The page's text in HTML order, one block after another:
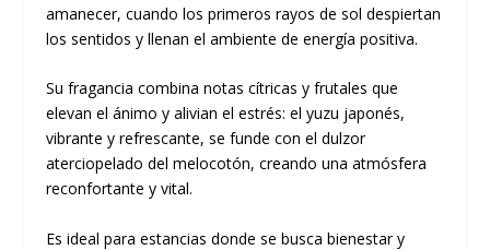
amanecer, cuando los primeros rayos de sol despiertan
los sentidos y llenan el ambiente de energía positiva.
Su fragancia combina notas cítricas y frutales que
elevan el ánimo y alivian el estrés: el yuzu japonés,
vibrante y refrescante, se funde con el dulzor
aterciopelado del melocotón, creando una atmósfera
reconfortante y vital.
Es ideal para estancias donde se busca bienestar y